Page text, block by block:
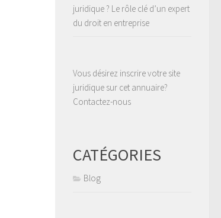
juridique ? Le rôle clé d’un expert
du droit en entreprise
Vous désirez inscrire votre site
juridique sur cet annuaire?
Contactez-nous
CATÉGORIES
Blog